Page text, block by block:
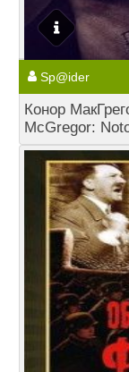
Sp@ider
Конор
McGregor: